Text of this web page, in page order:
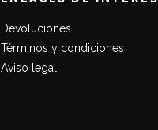
Devoluciones
Términos y condiciones
Aviso legal